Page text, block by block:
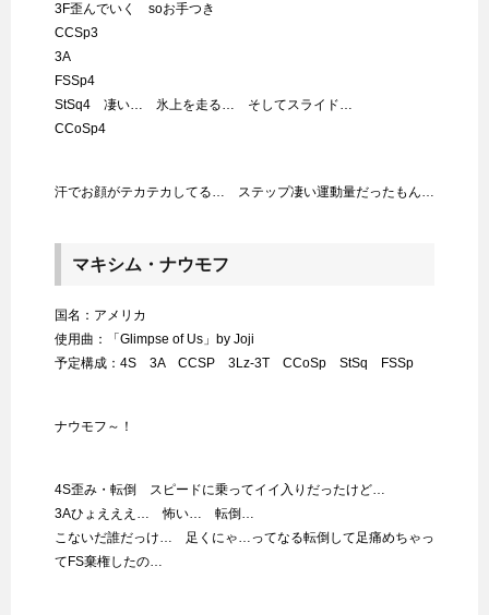
3F歪んでいく soお手つき
CCSp3
3A
FSSp4
StSq4 凄い… 氷上を走る… そしてスライド…
CCoSp4
汗でお顔がテカテカしてる… ステップ凄い運動量だったもん…
マキシム・ナウモフ
国名：アメリカ
使用曲：「Glimpse of Us」by Joji
予定構成：4S 3A CCSP 3Lz-3T CCoSp StSq FSSp
ナウモフ～！
4S歪み・転倒 スピードに乗ってイイ入りだったけど…
3Aひょえええ… 怖い… 転倒…
こないだ誰だっけ… 足くにゃ…ってなる転倒して足痛めちゃっ
てFS棄権したの…